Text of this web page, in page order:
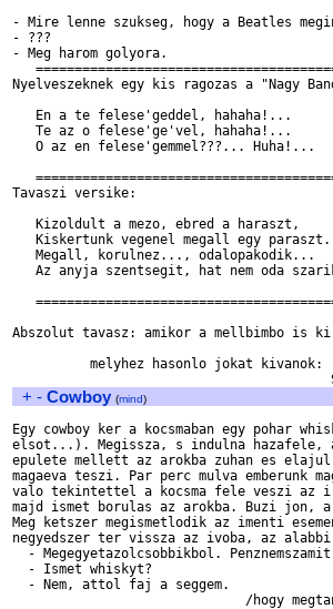
- Mire lenne szukseg, hogy a Beatles
- ???
- Meg harom golyora.
Nyelveszeknek egy kis ragozas a "Nagy
   En a te felese'geddel, hahaha!...
   Te az o felese'ge'vel, hahaha!...
   O az en felese'gemmel???... Huha!...
Tavaszi versike:
   Kizoldult a mezo, ebred a haraszt,
   Kiskertunk vegenel megall egy paraszt.
   Megall, korulnez..., odalopakodik...
Az anyja szentsegit, hat nem oda
Abszolut tavasz: amikor a mellbimbo is
          melyhez hasonlo jokat kivanok:
+ - Cowboy (mind)
Egy cowboy ker a kocsmaban egy pohar
elsot...). Megissza, s indulna hazafele,
epulete mellett az arokba zuhan es
magaeva teszi. Par perc mulva emberunk
valo tekintettel a kocsma fele veszi az
majd ismet borulas az arokba. Buzi jon,
Meg ketszer megismetlodik az imenti
negyedszer ter vissza az ivoba, az
- Megegyetazolcsobbikbol.
  - Ismet whiskyt?
  - Nem, attol faj a seggem.
/hogy